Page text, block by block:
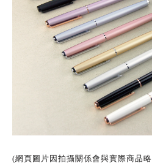
(網頁圖片因拍攝關係會與實際商品